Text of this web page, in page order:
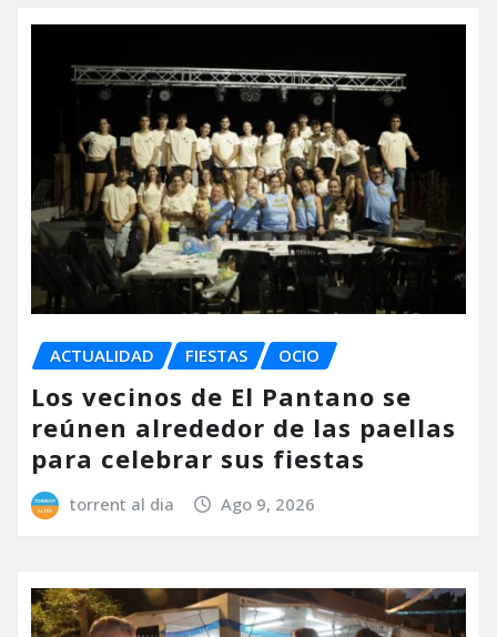
ACTUALIDAD FIESTAS OCIO
Los vecinos de El Pantano se
reúnen alrededor de las paellas
para celebrar sus fiestas
torrent al dia Ago 9, 2026